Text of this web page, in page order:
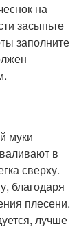
на
засыпьте
заполните
муки
в
сверху.
благодаря
плесени.
лучше